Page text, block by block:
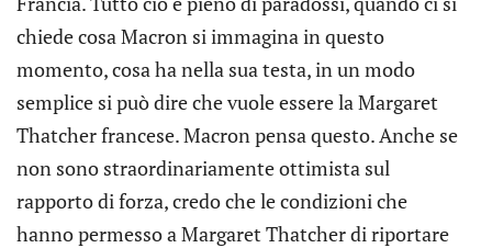
chiede cosa Macron si immagina in questo
momento, cosa ha nella sua testa, in un modo
semplice si può dire che vuole essere la Margaret
Thatcher francese. Macron pensa questo. Anche se
non sono straordinariamente ottimista sul
rapporto di forza, credo che le condizioni che
hanno permesso a Margaret Thatcher di riportare